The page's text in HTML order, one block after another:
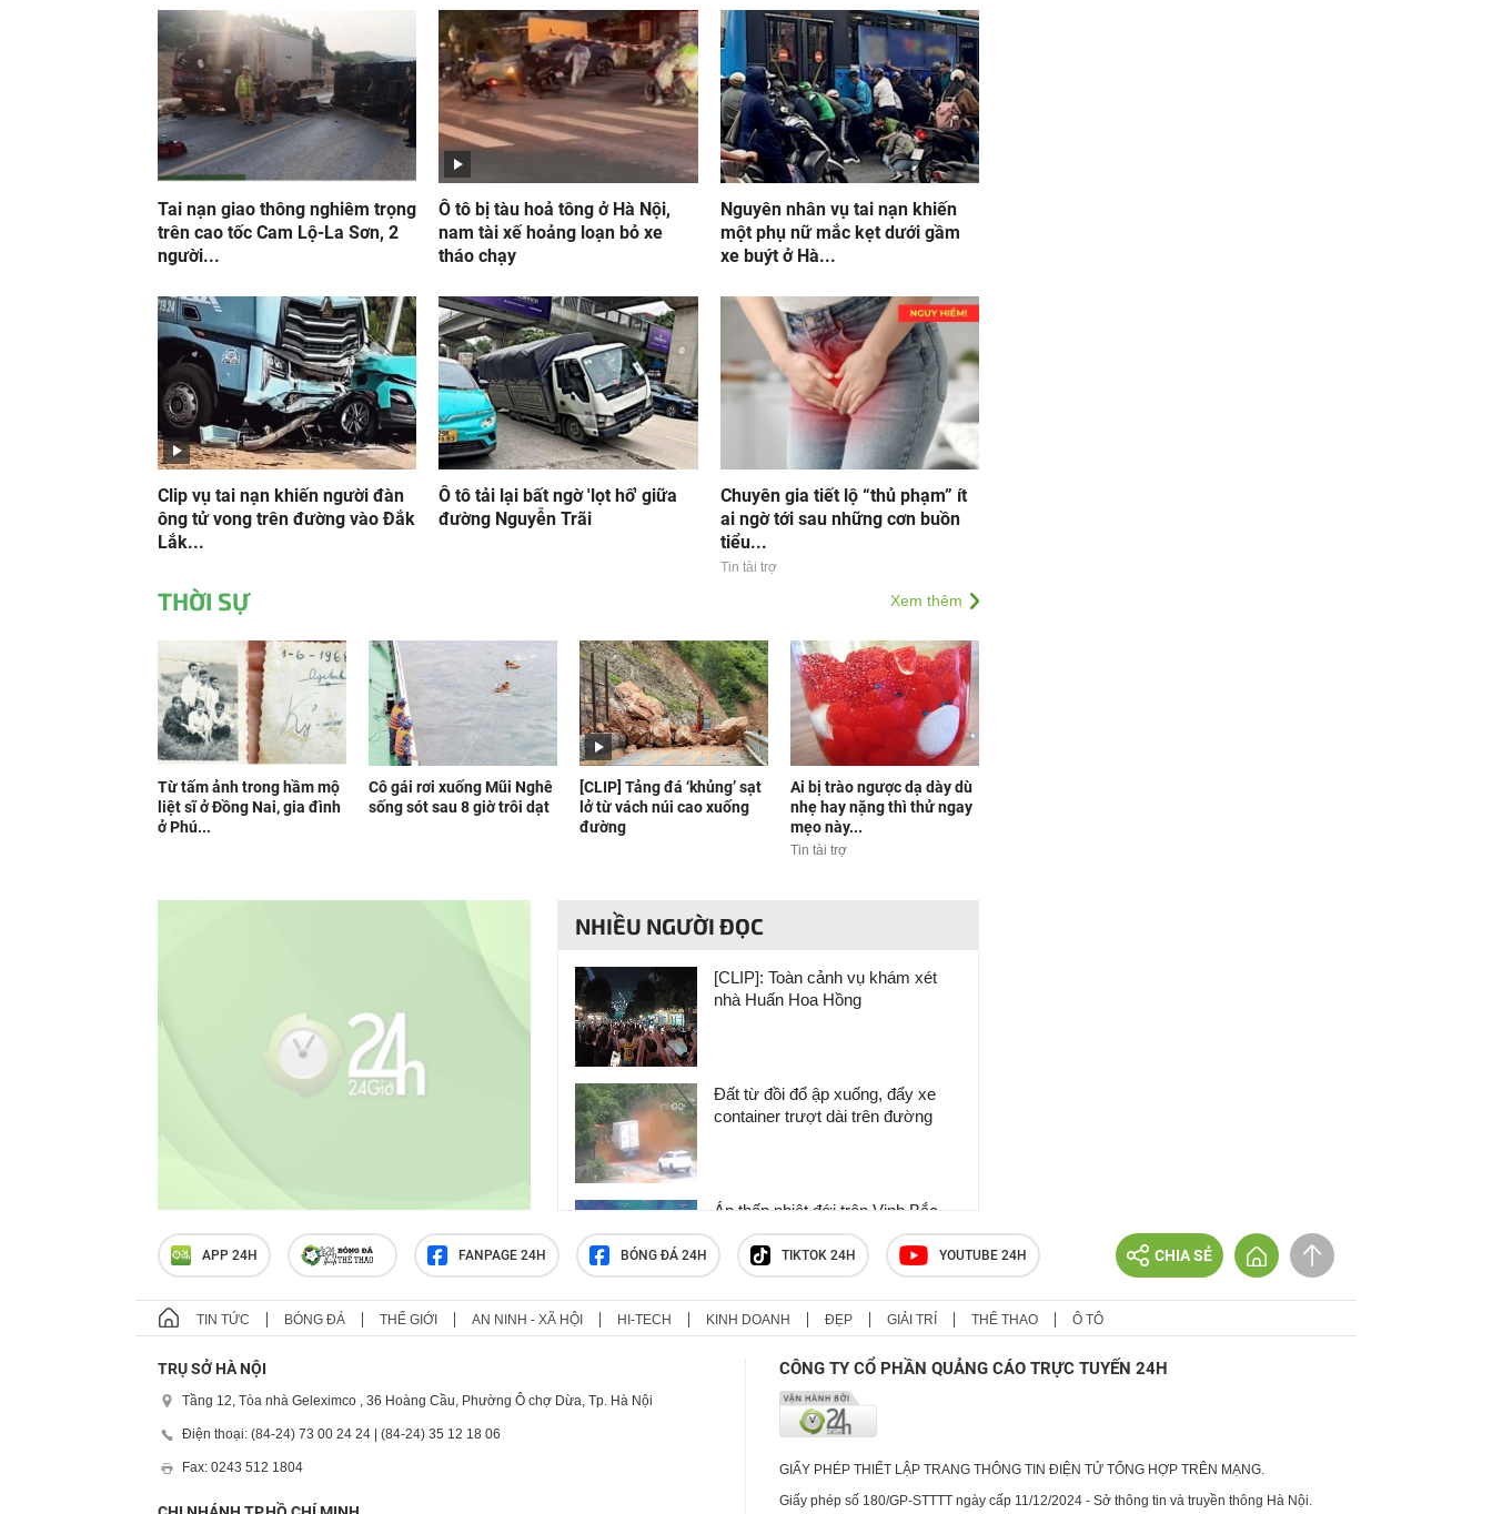
Tai nạn giao thông nghiêm trọng
trên cao tốc Cam Lộ-La Sơn, 2
người...
Ô tô bị tàu hoả tông ở Hà Nội,
nam tài xế hoảng loạn bỏ xe
tháo chạy
Nguyên nhân vụ tai nạn khiến
một phụ nữ mắc kẹt dưới gầm
xe buýt ở Hà...
Clip vụ tai nạn khiến người đàn
ông tử vong trên đường vào Đắk
Lắk...
Ô tô tải lại bất ngờ 'lọt hố' giữa
đường Nguyễn Trãi
Chuyên gia tiết lộ “thủ phạm” ít
ai ngờ tới sau những cơn buồn
tiểu...
Tin tài trợ
THỜI SỰ Xem thêm
Từ tấm ảnh trong hầm mộ
liệt sĩ ở Đồng Nai, gia đình
ở Phú...
Cô gái rơi xuống Mũi Nghê
sống sót sau 8 giờ trôi dạt
[CLIP] Tảng đá ‘khủng’ sạt
lở từ vách núi cao xuống
đường
Ai bị trào ngược dạ dày dù
nhẹ hay nặng thì thử ngay
mẹo này...
Tin tài trợ
NHIỀU NGƯỜI ĐỌC
[CLIP]: Toàn cảnh vụ khám xét
nhà Huấn Hoa Hồng
Đất từ đồi đổ ập xuống, đẩy xe
container trượt dài trên đường
Áp thấp nhiệt đới trên Vịnh Bắc
Bộ có đi vào đất liền Việt Nam?
Ám ảnh lời kể của học sinh trong
mạng ở Thái Lan: ‘Em tưởng
mình sẽ chết’
APP 24H FANPAGE 24H BÓNG ĐÁ 24H TIKTOK 24H YOUTUBE 24H CHIA SẺ
TIN TỨC BÓNG ĐÁ THẾ GIỚI AN NINH - XÃ HỘI HI-TECH KINH DOANH ĐẸP GIẢI TRÍ THỂ THAO Ô TÔ
TRỤ SỞ HÀ NỘI
Tầng 12, Tòa nhà Geleximco , 36 Hoàng Cầu, Phường Ô chợ Dừa, Tp. Hà Nội
Điện thoại: (84-24) 73 00 24 24 | (84-24) 35 12 18 06
Fax: 0243 512 1804
CÔNG TY CỔ PHẦN QUẢNG CÁO TRỰC TUYẾN 24H
GIẤY PHÉP THIẾT LẬP TRANG THÔNG TIN ĐIỆN TỬ TỔNG HỢP TRÊN MẠNG.
Giấy phép số 180/GP-STTTT ngày cấp 11/12/2024 - Sở thông tin và truyền thông Hà Nội.